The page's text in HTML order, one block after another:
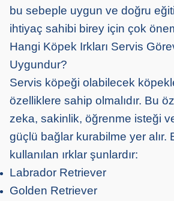
bu sebeple uygun ve doğru
ihtiyaç sahibi birey için çok
Hangi Köpek Irkları Servis
Uygundur?
Servis köpeği olabilecek
özelliklere sahip olmalıdır. Bu
zeka, sakinlik, öğrenme isteği
güçlü bağlar kurabilme yer alır.
kullanılan ırklar şunlardır:
Labrador Retriever
Golden Retriever